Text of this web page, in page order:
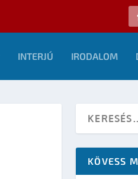
INTERJÚ IRODALOM
KÖVESS